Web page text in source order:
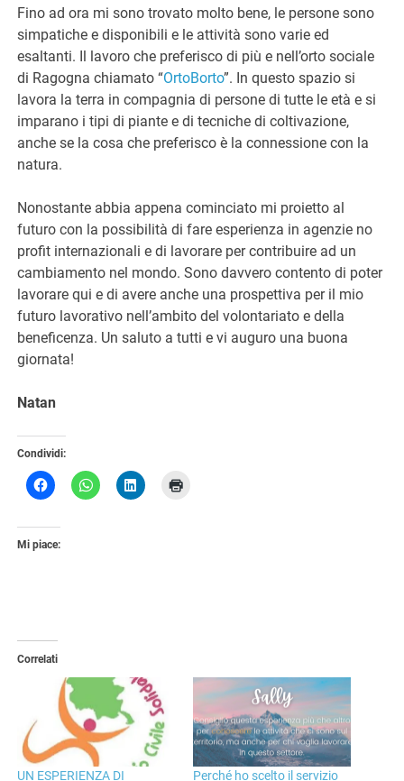
Fino ad ora mi sono trovato molto bene, le persone sono
simpatiche e disponibili e le attività sono varie ed
esaltanti. Il lavoro che preferisco di più e nell’orto sociale
di Ragogna chiamato “OrtoBorto”. In questo spazio si
lavora la terra in compagnia di persone di tutte le età e si
imparano i tipi di piante e di tecniche di coltivazione,
anche se la cosa che preferisco è la connessione con la
natura.
Nonostante abbia appena cominciato mi proietto al
futuro con la possibilità di fare esperienza in agenzie no
profit internazionali e di lavorare per contribuire ad un
cambiamento nel mondo. Sono davvero contento di poter
lavorare qui e di avere anche una prospettiva per il mio
futuro lavorativo nell’ambito del volontariato e della
beneficenza. Un saluto a tutti e vi auguro una buona
giornata!
Natan
Condividi:
Mi piace:
Correlati
UN ESPERIENZA DI Perché ho scelto il servizio